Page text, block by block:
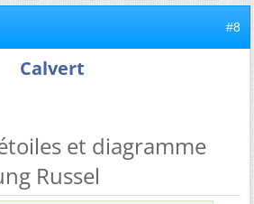
#8
Calvert
et diagramme
Russel